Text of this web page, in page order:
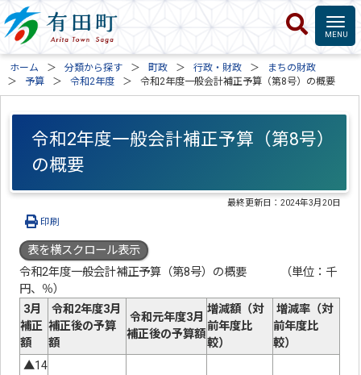
ホーム 分類から探す 町政 行政・財政
まちの財政
予算
令和2年度 令和2年度一般会計補正予算（第8号）の概要
令和2年度一般会計補正予算（第8号）
の概要
最終更新日：2024年3月20日
印刷
表を横スクロール表示
令和2年度一般会計補正予算（第8号）の概要 （単位：千
円、％）
3月
補正
額
令和2年度3月
補正後の予算
額
令和元年度3月
補正後の予算額
増減額（対
前年度比
較）
増減率（対
前年度比
較）
▲14